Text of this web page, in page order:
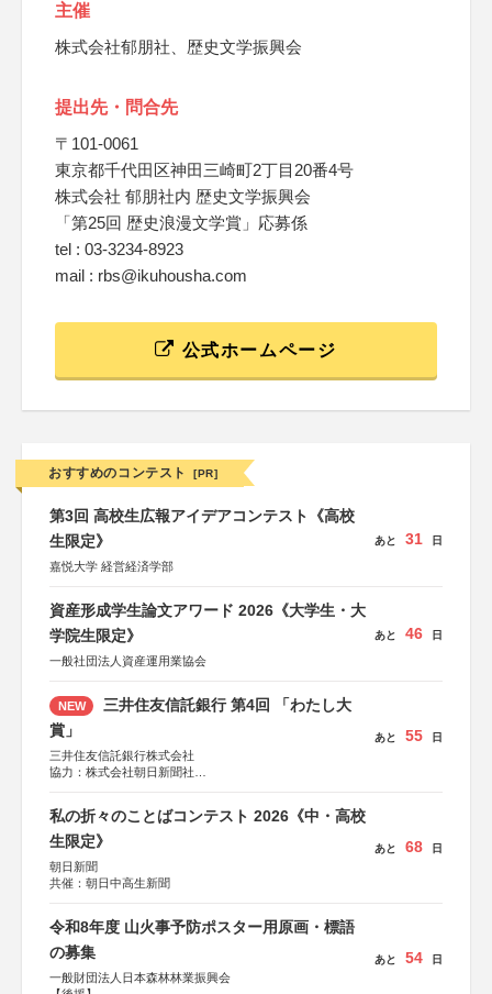
主催
株式会社郁朋社、歴史文学振興会
提出先・問合先
〒101-0061
東京都千代田区神田三崎町2丁目20番4号
株式会社 郁朋社内 歴史文学振興会
「第25回 歴史浪漫文学賞」応募係
tel : 03-3234-8923
mail : rbs@ikuhousha.com
公式ホームページ
おすすめのコンテスト [PR]
第3回 高校生広報アイデアコンテスト《高校
生限定》
嘉悦大学 経営経済学部
あと 31 日
資産形成学生論文アワード 2026《大学生・大
学院生限定》
一般社団法人資産運用業協会
あと 46 日
NEW
三井住友信託銀行 第4回 「わたし大
賞」
三井住友信託銀行株式会社
協力：株式会社朝日新聞社
あと 55 日
私の折々のことばコンテスト 2026《中・高校
生限定》
朝日新聞
共催：朝日中高生新聞
あと 68 日
令和8年度 山火事予防ポスター用原画・標語
の募集
一般財団法人日本森林林業振興会
あと 54 日